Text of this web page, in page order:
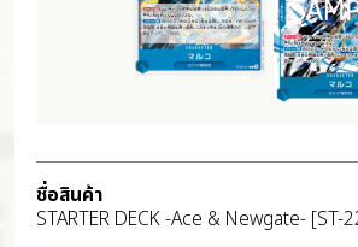
ชื่อสินค้า
STARTER DECK -Ace & Newgate- [ST-